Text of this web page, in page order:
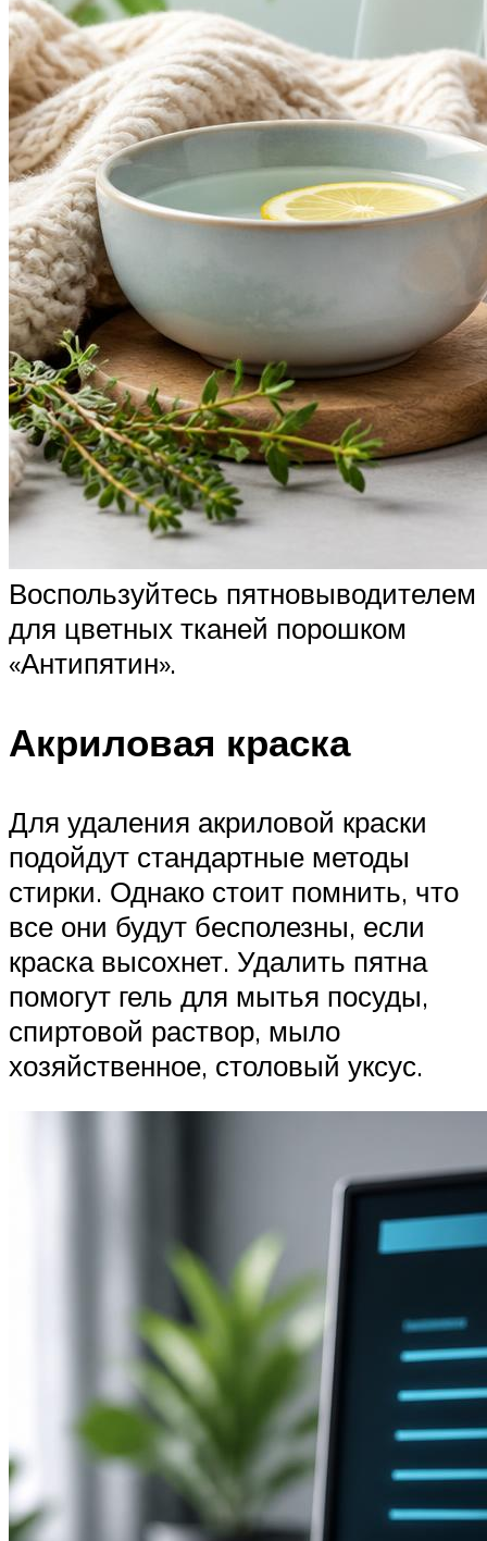
Воспользуйтесь пятновыводителем
для цветных тканей порошком
«Антипятин».
Акриловая краска
Для удаления акриловой краски
подойдут стандартные методы
стирки. Однако стоит помнить, что
все они будут бесполезны, если
краска высохнет. Удалить пятна
помогут гель для мытья посуды,
спиртовой раствор, мыло
хозяйственное, столовый уксус.